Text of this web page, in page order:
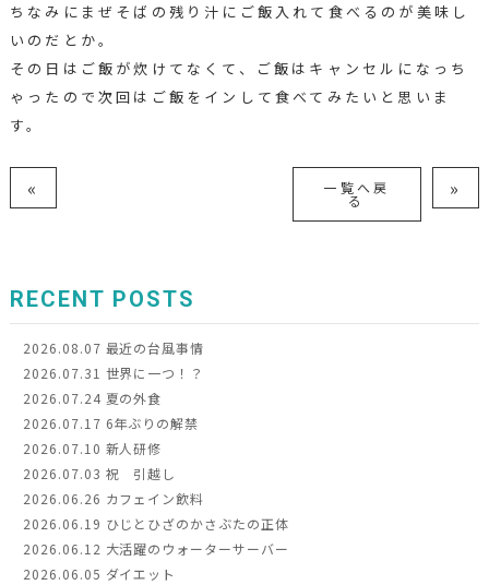
ちなみにまぜそばの残り汁にご飯入れて食べるのが美味し
いのだとか。
その日はご飯が炊けてなくて、ご飯はキャンセルになっち
ゃったので次回はご飯をインして食べてみたいと思いま
す。
« 一覧へ戻
る »
RECENT POSTS
2026.08.07 最近の台風事情
2026.07.31 世界に一つ！？
2026.07.24 夏の外食
2026.07.17 6年ぶりの解禁
2026.07.10 新人研修
2026.07.03 祝 引越し
2026.06.26 カフェイン飲料
2026.06.19 ひじとひざのかさぶたの正体
2026.06.12 大活躍のウォーターサーバー
2026.06.05 ダイエット